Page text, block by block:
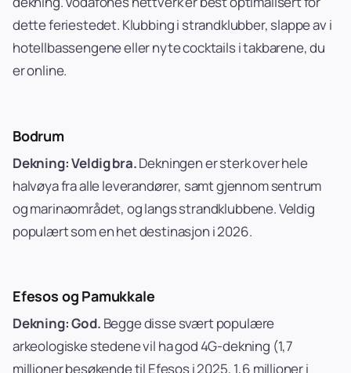
dette feriestedet. Klubbing i strandklubber, slappe av i
hotellbassengene eller nyte cocktails i takbarene, du
er online.
Bodrum
Dekning: Veldig bra.Dekningen er sterk over hele
halvøya fra alle leverandører, samt gjennom sentrum
og marinaområdet, og langs strandklubbene. Veldig
populært som en het destinasjon i 2026.
Efesos og Pamukkale
Dekning: God. Begge disse svært populære
arkeologiske stedene vil ha god 4G-dekning (1,7
millioner besøkende til Efesos i 2025, 1,6 millioner i